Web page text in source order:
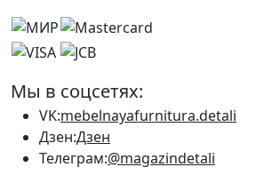
Мы в соцсетях:
VK:mebelnayafurnitura.detali
Дзен:Дзен
Телеграм:@magazindetali